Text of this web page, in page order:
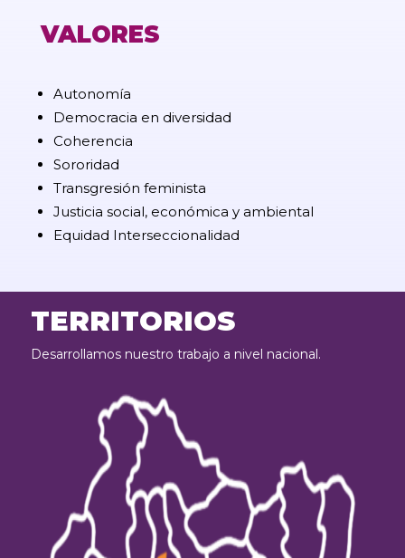
VALORES
Autonomía
Democracia en diversidad
Coherencia
Sororidad
Transgresión feminista
Justicia social, económica y ambiental
Equidad Interseccionalidad
TERRITORIOS
Desarrollamos nuestro trabajo a nivel nacional.